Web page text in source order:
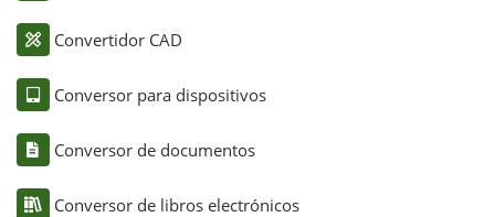
Convertidor CAD
Conversor para dispositivos
Conversor de documentos
Conversor de libros electrónicos